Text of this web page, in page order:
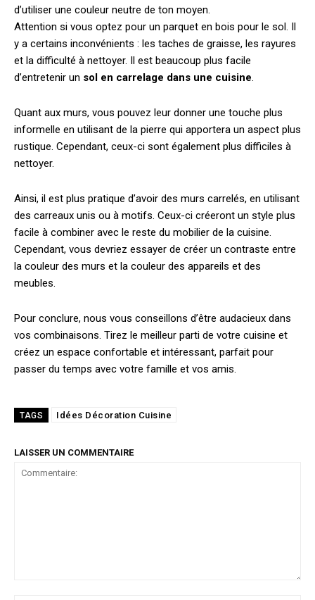
d’utiliser une couleur neutre de ton moyen.
Attention si vous optez pour un parquet en bois pour le sol. Il
y a certains inconvénients : les taches de graisse, les rayures
et la difficulté à nettoyer. Il est beaucoup plus facile
d’entretenir un sol en carrelage dans une cuisine.
Quant aux murs, vous pouvez leur donner une touche plus
informelle en utilisant de la pierre qui apportera un aspect plus
rustique. Cependant, ceux-ci sont également plus difficiles à
nettoyer.
Ainsi, il est plus pratique d’avoir des murs carrelés, en utilisant
des carreaux unis ou à motifs. Ceux-ci créeront un style plus
facile à combiner avec le reste du mobilier de la cuisine.
Cependant, vous devriez essayer de créer un contraste entre
la couleur des murs et la couleur des appareils et des
meubles.
Pour conclure, nous vous conseillons d’être audacieux dans
vos combinaisons. Tirez le meilleur parti de votre cuisine et
créez un espace confortable et intéressant, parfait pour
passer du temps avec votre famille et vos amis.
TAGS Idées Décoration Cuisine
LAISSER UN COMMENTAIRE